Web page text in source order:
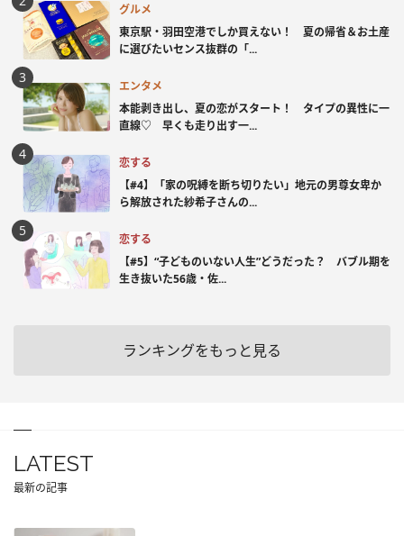
グルメ
東京駅・羽田空港でしか買えない！ 夏の帰省＆お土産
に選びたいセンス抜群の「...
エンタメ
本能剥き出し、夏の恋がスタート！ タイプの異性に一
直線♡ 早くも走り出す一...
恋する
【#4】「家の呪縛を断ち切りたい」地元の男尊女卑か
ら解放された紗希子さんの...
恋する
【#5】“子どものいない人生”どうだった？ バブル期を
生き抜いた56歳・佐...
ランキングをもっと見る
LATEST
最新の記事